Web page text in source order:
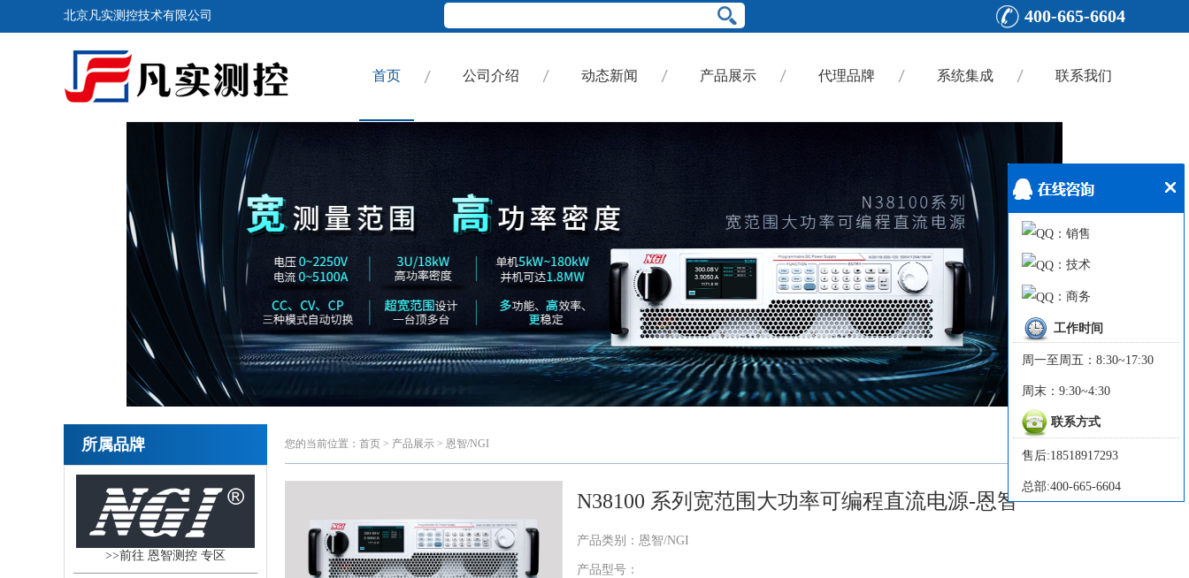
北京凡实测控技术有限公司 400-665-6604
首页 公司介绍 动态新闻 产品展示 代理品牌 系统集成 联系我们
所属品牌
>>前往 恩智测控 专区
您的当前位置： 首页 > 产品展示 > 恩智/NGI
N38100 系列宽范围大功率可编程直流电源-恩智
产品类别：恩智/NGI
产品型号：
：销售
：技术
：商务
工作时间
周一至周五：8:30~17:30
周末：9:30~4:30
联系方式
售后:18518917293
总部:400-665-6604